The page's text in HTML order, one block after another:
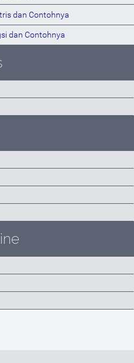
dan Contohnya
dan Contohnya